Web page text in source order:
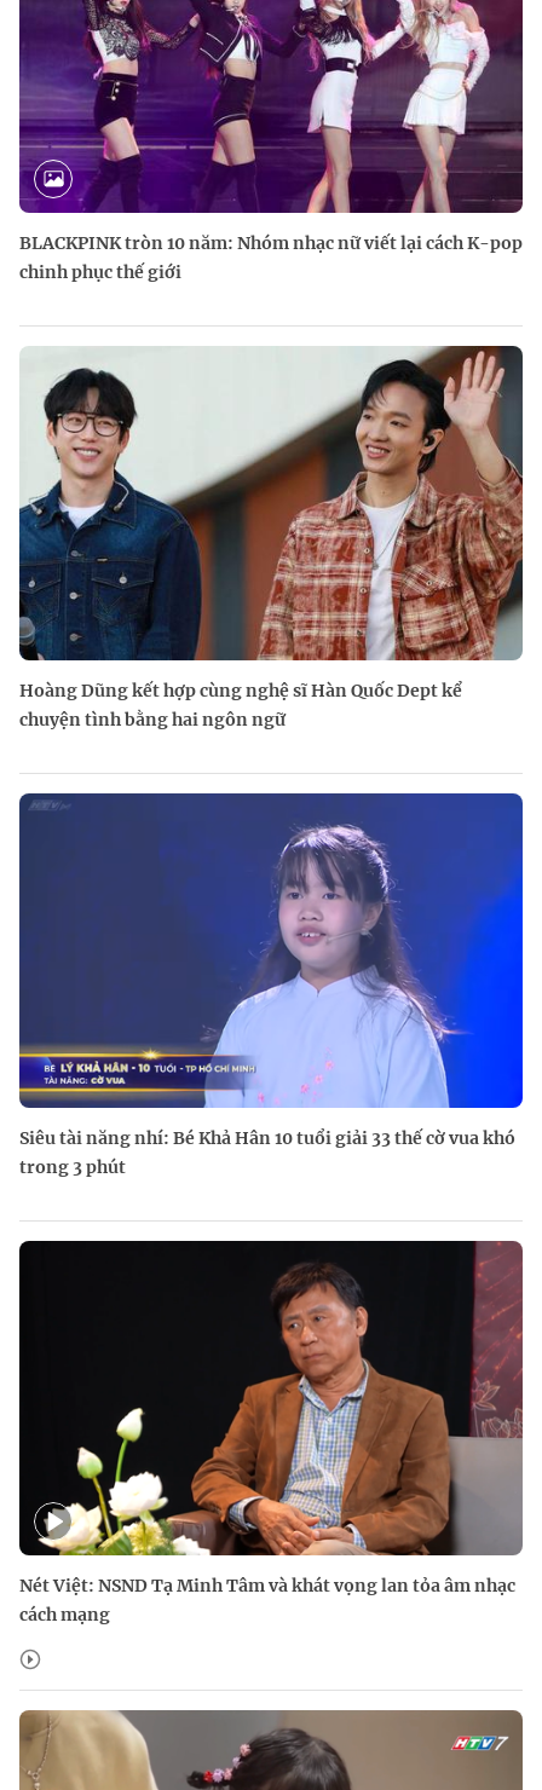
BLACKPINK tròn 10 năm: Nhóm nhạc nữ viết lại cách K-pop
chinh phục thế giới
Hoàng Dũng kết hợp cùng nghệ sĩ Hàn Quốc Dept kể
chuyện tình bằng hai ngôn ngữ
Siêu tài năng nhí: Bé Khả Hân 10 tuổi giải 33 thế cờ vua khó
trong 3 phút
Nét Việt: NSND Tạ Minh Tâm và khát vọng lan tỏa âm nhạc
cách mạng